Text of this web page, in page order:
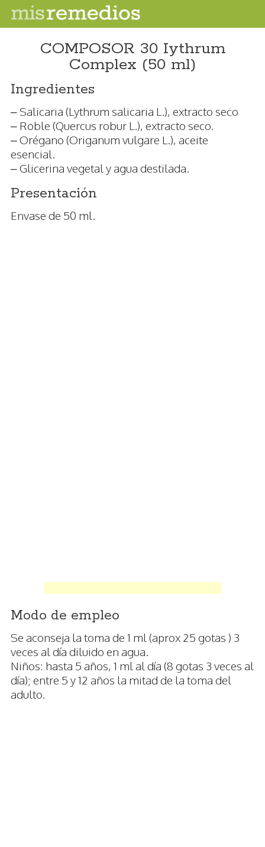
COMPOSOR 30 Iythrum
Complex (50 ml)
Ingredientes
– Salicaria (Lythrum salicaria L.), extracto seco
– Roble (Quercus robur L.), extracto seco.
– Orégano (Origanum vulgare L.), aceite
esencial.
– Glicerina vegetal y agua destilada.
Presentación
Envase de 50 ml.
Modo de empleo
Se aconseja la toma de 1 ml (aprox 25 gotas ) 3
veces al día diluido en agua.
Niños: hasta 5 años, 1 ml al día (8 gotas 3 veces al
día); entre 5 y 12 años la mitad de la toma del
adulto.